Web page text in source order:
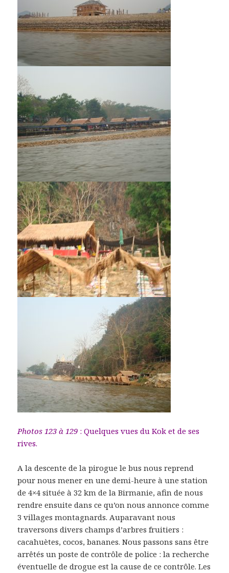
Photos 123 à 129 : Quelques vues du Kok et de ses
rives.
A la descente de la pirogue le bus nous reprend
pour nous mener en une demi-heure à une station
de 4×4 située à 32 km de la Birmanie, afin de nous
rendre ensuite dans ce qu’on nous annonce comme
3 villages montagnards. Auparavant nous
traversons divers champs d’arbres fruitiers :
cacahuètes, cocos, bananes. Nous passons sans être
arrêtés un poste de contrôle de police : la recherche
éventuelle de drogue est la cause de ce contrôle. Les